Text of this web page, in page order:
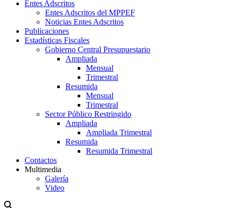
Entes Adscritos
Entes Adscritos del MPPEF
Noticias Entes Adscritos
Publicaciones
Estadísticas Fiscales
Gobierno Central Presupuestario
Ampliada
Mensual
Trimestral
Resumida
Mensual
Trimestral
Sector Público Restringido
Ampliada
Ampliada Trimestral
Resumida
Resumida Trimestral
Contactos
Multimedia
Galería
Video